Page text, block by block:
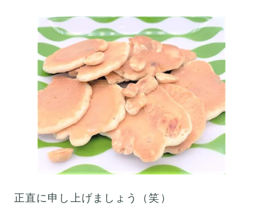
正直に申し上げましょう（笑）